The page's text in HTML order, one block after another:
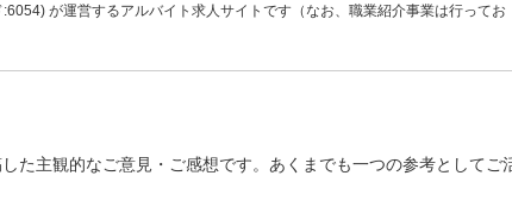
が運営するアルバイト求人サイトです（なお、職業紹介事業は行ってお
た主観的なご意見・ご感想です。あくまでも一つの参考としてご